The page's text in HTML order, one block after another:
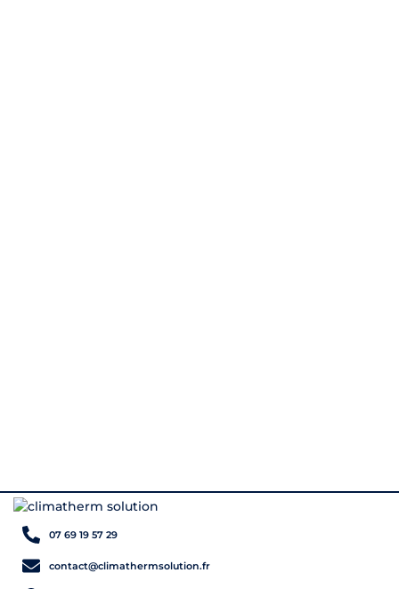
07 69 19 57 29
contact@climathermsolution.fr